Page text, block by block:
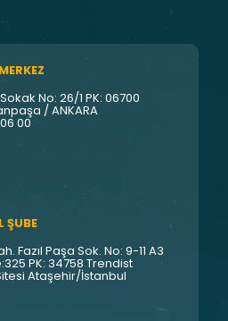
No: 26/1 PK: 06700
/ ANKARA
00
ŞUBE
Fazıl Paşa Sok. No: 9-11 A3
PK: 34758 Trendist
Ataşehir/İstanbul